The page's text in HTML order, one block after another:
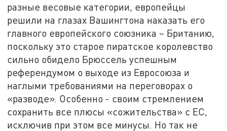
разные весовые категории, европейцы
решили на глазах Вашингтона наказать его
главного европейского союзника – Британию,
поскольку это старое пиратское королевство
сильно обидело Брюссель успешным
референдумом о выходе из Евросоюза и
наглыми требованиями на переговорах о
«разводе». Особенно - своим стремлением
сохранить все плюсы «сожительства» с ЕС,
исключив при этом все минусы. Но так не